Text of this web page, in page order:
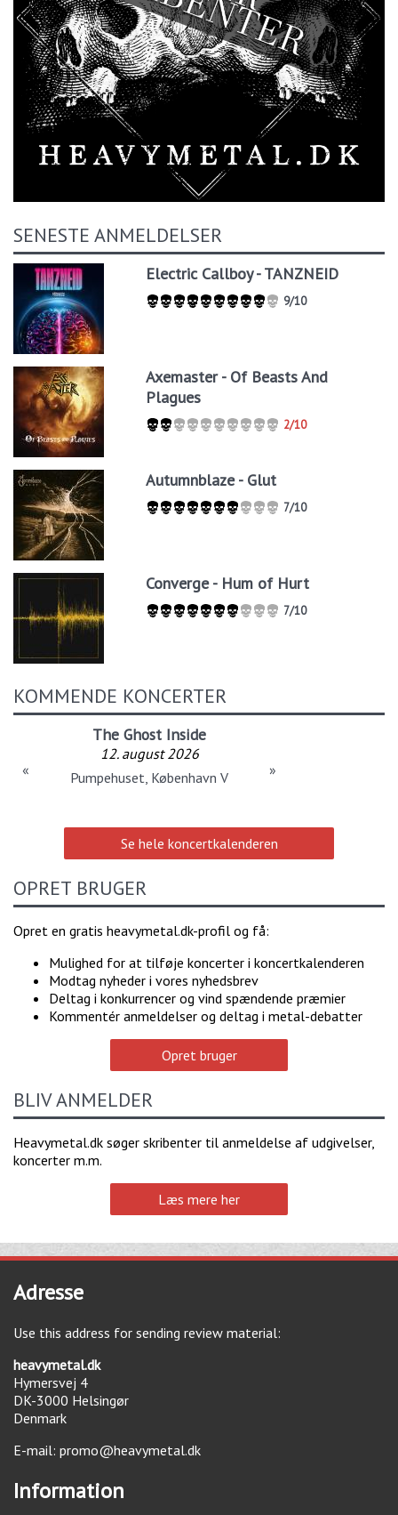
SENESTE ANMELDELSER
Electric Callboy - TANZNEID
9/10
Axemaster - Of Beasts And
Plagues
2/10
Autumnblaze - Glut
7/10
Converge - Hum of Hurt
7/10
KOMMENDE KONCERTER
The Ghost Inside
12. august 2026
Pumpehuset, København V
« »
Se hele koncertkalenderen
OPRET BRUGER
Opret en gratis heavymetal.dk-profil og få:
Mulighed for at tilføje koncerter i koncertkalenderen
Modtag nyheder i vores nyhedsbrev
Deltag i konkurrencer og vind spændende præmier
Kommentér anmeldelser og deltag i metal-debatter
Opret bruger
BLIV ANMELDER
Heavymetal.dk søger skribenter til anmeldelse af udgivelser,
koncerter m.m.
Læs mere her
Adresse
Use this address for sending review material:
heavymetal.dk
Hymersvej 4
DK-3000 Helsingør
Denmark
E-mail: promo@heavymetal.dk
Information